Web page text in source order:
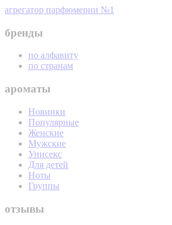
агрегатор парфюмерии №1
бренды
по алфавиту
по странам
ароматы
Новинки
Популярные
Женские
Мужские
Унисекс
Для детей
Ноты
Группы
отзывы